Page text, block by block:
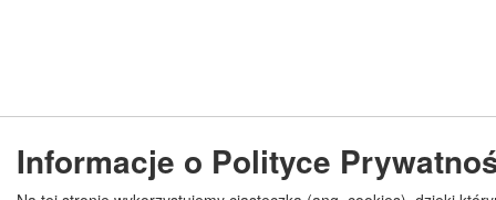
Informacje o Polityce